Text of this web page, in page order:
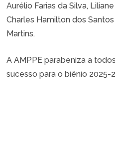
Aurélio Farias da Silva,
Charles Hamilton dos
Martins.
A AMPPE parabeniza a
sucesso para o biênio 2025-